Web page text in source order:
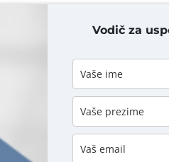
KOMENTAR
Vodič za